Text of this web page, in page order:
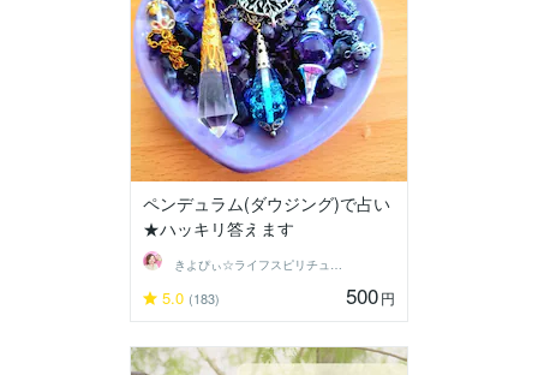
ペンデュラム(ダウジング)で占い
★ハッキリ答えます
きよぴぃ☆ライフスピリチュアリスト
5.0 (183) 500円